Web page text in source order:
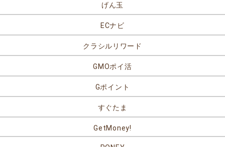
げん玉
ECナビ
クラシルリワード
GMOポイ活
Gポイント
すぐたま
GetMoney!